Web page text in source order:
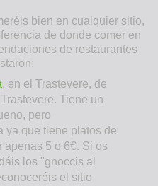
bien en cualquier sitio,
de donde comer en
de restaurantes
, en el Trastevere, de
Tiene un
pero
ya que tiene platos de
apenas 5 o 6€. Si os
los "gnoccis al
el sitio